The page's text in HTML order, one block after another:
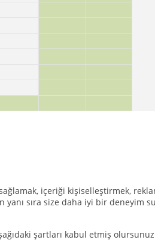
içeriği kişiselleştirmek,
sıra size daha iyi bir deneyim
şartları kabul etmiş olursunuz